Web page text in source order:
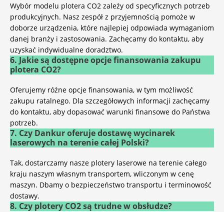
Wybór modelu plotera CO2 zależy od specyficznych potrzeb
produkcyjnych. Nasz zespół z przyjemnością pomoże w
doborze urządzenia, które najlepiej odpowiada wymaganiom
danej branży i zastosowania. Zachęcamy do kontaktu, aby
uzyskać indywidualne doradztwo.
6. Jakie są dostępne opcje finansowania zakupu
plotera CO2?
Oferujemy różne opcje finansowania, w tym możliwość
zakupu ratalnego. Dla szczegółowych informacji zachęcamy
do kontaktu, aby dopasować warunki finansowe do Państwa
potrzeb.
7. Czy Dankur oferuje dostawę wycinarek
laserowych na terenie całej Polski?
Tak, dostarczamy nasze plotery laserowe na terenie całego
kraju naszym własnym transportem, wliczonym w cenę
maszyn. Dbamy o bezpieczeństwo transportu i terminowość
dostawy.
8. Czy plotery CO2 są trudne w obsłudze?